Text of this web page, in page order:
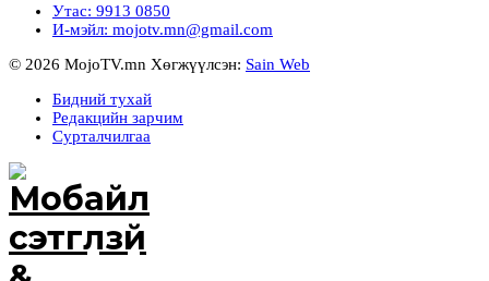
Утас: 9913 0850
И-мэйл: mojotv.mn@gmail.com
© 2026 MojoTV.mn Хөгжүүлсэн: Sain Web
Бидний тухай
Редакцийн зарчим
Сурталчилгаа